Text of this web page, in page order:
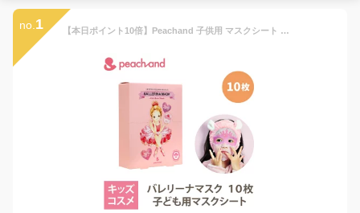
no. 1 【本日ポイント10倍】Peachand 子供用 マスクシート ピーチアンド プリンセスマスクパック フェイスパック (10枚) バレリーナマスク 子供用フェイスマスク シートマスク 安全成分 敏感肌 対応 キッズコスメ プレゼント 女の子 小学生 幼稚園 ギフト用 子供化粧品 送料無料